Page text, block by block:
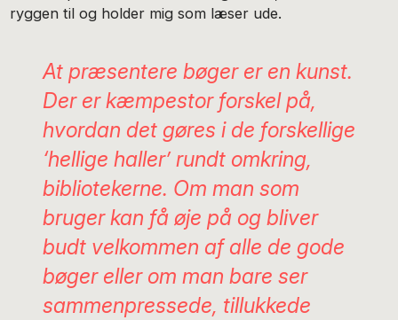
ryggen til og holder mig som læser ude.
At præsentere bøger er en kunst.
Der er kæmpestor forskel på,
hvordan det gøres i de forskellige
‘hellige haller’ rundt omkring,
bibliotekerne. Om man som
bruger kan få øje på og bliver
budt velkommen af alle de gode
bøger eller om man bare ser
sammenpressede, tillukkede